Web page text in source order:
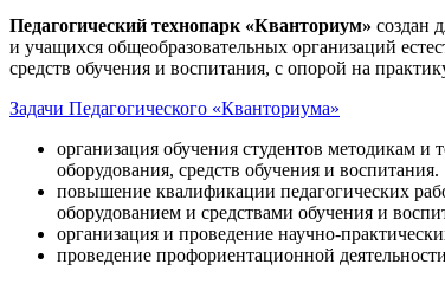
Педагогический технопарк «Кванториум» создан
и учащихся общеобразовательных организаций
средств обучения и воспитания, с опорой на
Задачи Педагогического «Кванториума»
организация обучения студентов методикам
оборудования, средств обучения и воспитания.
повышение квалификации педагогических
оборудованием и средствами обучения и
организация и проведение научно-
проведение профориентационной